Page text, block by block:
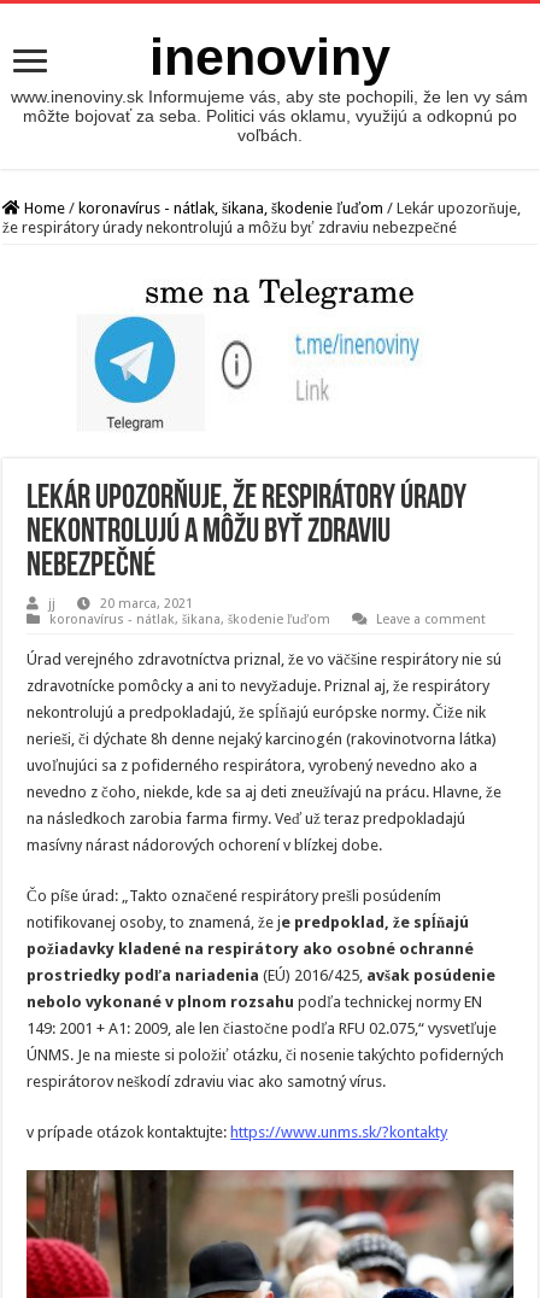
inenoviny
www.inenoviny.sk Informujeme vás, aby ste pochopili, že len vy sám
môžte bojovať za seba. Politici vás oklamu, využijú a odkopnú po
voľbách.
Home / koronavírus - nátlak, šikana, škodenie ľuďom / Lekár upozorňuje,
že respirátory úrady nekontrolujú a môžu byť zdraviu nebezpečné
Lekár upozorňuje, že respirátory úrady
nekontrolujú a môžu byť zdraviu
nebezpečné
jj
20 marca, 2021
koronavírus - nátlak, šikana, škodenie ľuďom
Leave a comment
Úrad verejného zdravotníctva priznal, že vo väčšine respirátory nie sú
zdravotnícke pomôcky a ani to nevyžaduje. Priznal aj, že respirátory
nekontrolujú a predpokladajú, že spĺňajú európske normy. Čiže nik
nerieši, či dýchate 8h denne nejaký karcinogén (rakovinotvorna látka)
uvoľnujúci sa z pofiderného respirátora, vyrobený nevedno ako a
nevedno z čoho, niekde, kde sa aj deti zneužívajú na prácu. Hlavne, že
na následkoch zarobia farma firmy. Veď už teraz predpokladajú
masívny nárast nádorových ochorení v blízkej dobe.
Čo píše úrad: „Takto označené respirátory prešli posúdením
notifikovanej osoby, to znamená, že je predpoklad, že spĺňajú
požiadavky kladené na respirátory ako osobné ochranné
prostriedky podľa nariadenia(EÚ) 2016/425, avšak posúdenie
nebolo vykonané v plnom rozsahu podľa technickej normy EN
149: 2001 + A1: 2009, ale len čiastočne podľa RFU 02.075,“ vysvetľuje
ÚNMS. Je na mieste si položiť otázku, či nosenie takýchto pofiderných
respirátorov neškodí zdraviu viac ako samotný vírus.
v prípade otázok kontaktujte: https://www.unms.sk/?kontakty